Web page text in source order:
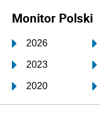
Monitor Polski
2026
2023
2020
2017